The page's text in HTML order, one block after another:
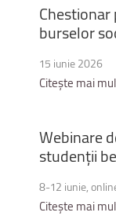
Chestionar
burselor
15 iunie 2026
Citește mai
Webinare
studenții
8-12 iunie,
Citește mai